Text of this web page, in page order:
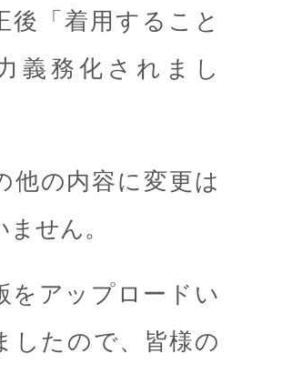
「着用すること
義務化されまし
他の内容に変更は
ません。
をアップロードい
したので、皆様の